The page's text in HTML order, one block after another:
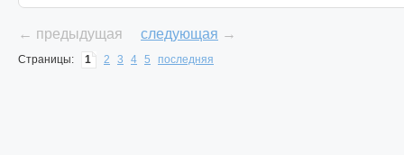
← предыдущая следующая →
Страницы: 1 2 3 4 5 последняя